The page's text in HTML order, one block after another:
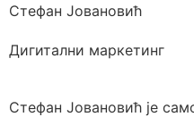
Стефан Јовановић
Дигитални маркетинг
Стефан Јовановић је